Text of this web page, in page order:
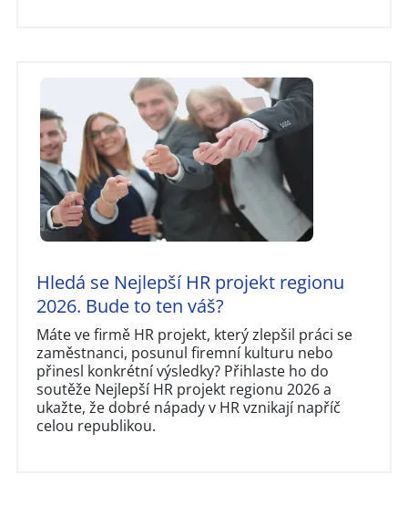
Hledá se Nejlepší HR projekt regionu
2026. Bude to ten váš?
Máte ve firmě HR projekt, který zlepšil práci se
zaměstnanci, posunul firemní kulturu nebo
přinesl konkrétní výsledky? Přihlaste ho do
soutěže Nejlepší HR projekt regionu 2026 a
ukažte, že dobré nápady v HR vznikají napříč
celou republikou.